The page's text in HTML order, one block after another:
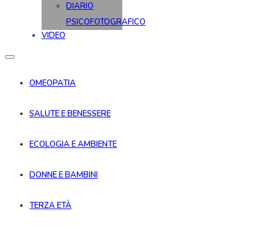
DIARIO
PSICOFOTOGRAFICO
VIDEO
OMEOPATIA
SALUTE E BENESSERE
ECOLOGIA E AMBIENTE
DONNE E BAMBINI
TERZA ETÀ